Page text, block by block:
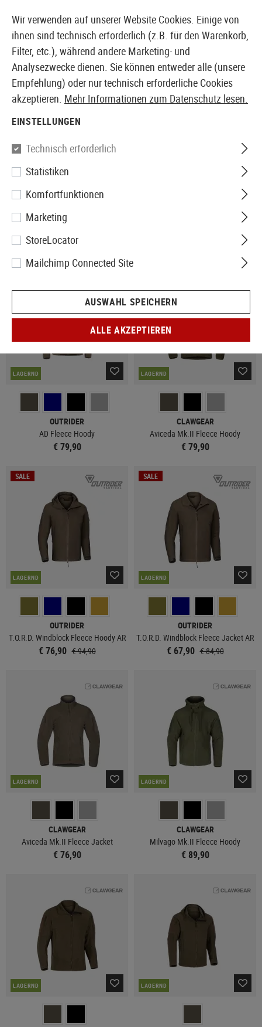
EUROPÄISCHER AIRSOFT SHOP & GROßHÄNDLER
FLEECE-JACKEN
8 Produkte
LAGERND
OUTRIDER
AD Fleece Hoody
€ 79,90
LAGERND
CLAWGEAR
Aviceda Mk.II Fleece Hoody
€ 79,90
SALE
LAGERND
OUTRIDER
T.O.R.D. Windblock Fleece Hoody AR
€ 76,90 € 94,90
SALE
LAGERND
OUTRIDER
T.O.R.D. Windblock Fleece Jacket AR
€ 67,90 € 84,90
LAGERND
CLAWGEAR
Aviceda Mk.II Fleece Jacket
€ 76,90
LAGERND
CLAWGEAR
Milvago Mk.II Fleece Hoody
€ 89,90
LAGERND LAGERND
Wir verwenden auf unserer Website Cookies. Einige von
ihnen sind technisch erforderlich (z.B. für den Warenkorb,
Filter, etc.), während andere Marketing- und
Analysezwecke dienen. Sie können entweder alle (unsere
Empfehlung) oder nur technisch erforderliche Cookies
akzeptieren. Mehr Informationen zum Datenschutz lesen.
EINSTELLUNGEN
Technisch erforderlich
Statistiken
Komfortfunktionen
Marketing
StoreLocator
Mailchimp Connected Site
AUSWAHL SPEICHERN
ALLE AKZEPTIEREN